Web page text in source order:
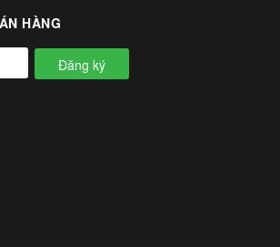
HÀNG
Đăng ký